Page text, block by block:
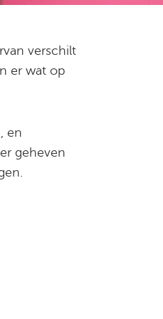
verschilt
er wat op
en
geheven